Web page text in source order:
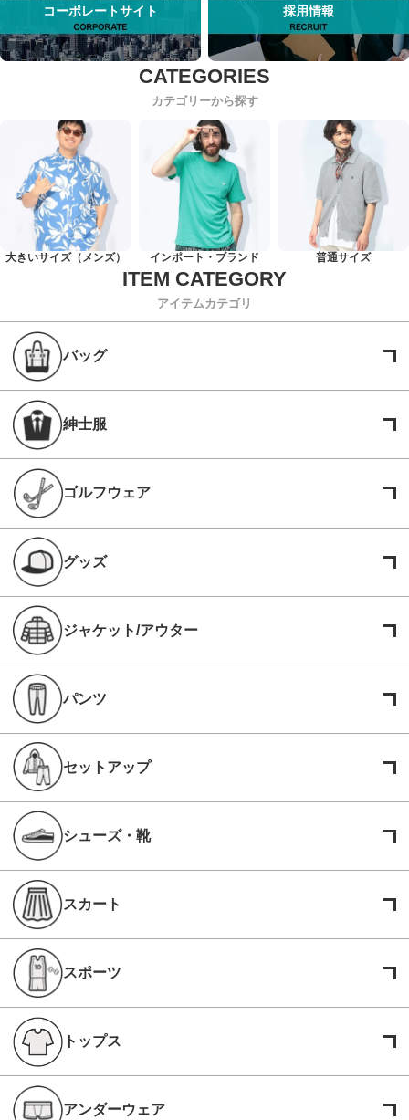
コーポレートサイト 採用情報
カテゴリーから探す
大きいサイズ（メンズ） インポート・ブランド 普通サイズ
アイテムカテゴリ
バッグ
紳士服
ゴルフウェア
グッズ
ジャケット/アウター
パンツ
セットアップ
シューズ・靴
スカート
スポーツ
トップス
アンダーウェア